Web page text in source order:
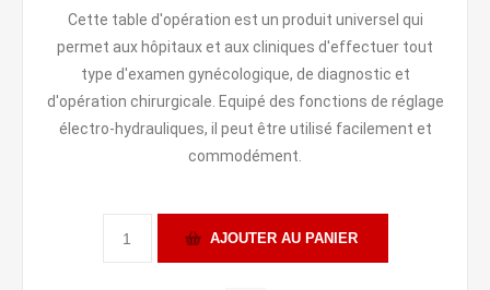
Cette table d'opération est un produit universel qui
permet aux hôpitaux et aux cliniques d'effectuer tout
type d'examen gynécologique, de diagnostic et
d'opération chirurgicale. Equipé des fonctions de réglage
électro-hydrauliques, il peut être utilisé facilement et
commodément.